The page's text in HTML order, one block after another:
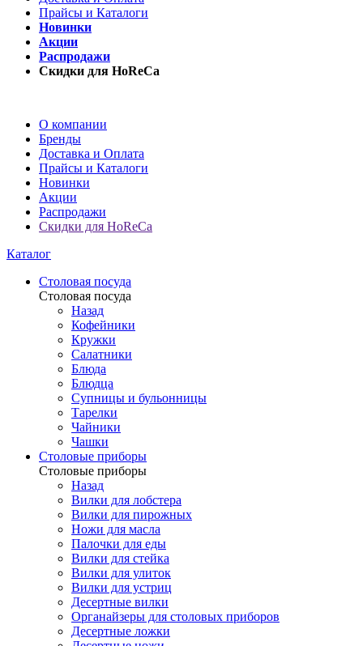
Прайсы и Каталоги
Новинки
Акции
Распродажи
Скидки для HoReCa
О компании
Бренды
Доставка и Оплата
Прайсы и Каталоги
Новинки
Акции
Распродажи
Скидки для HoReCa
Каталог
Столовая посуда
Столовая посуда
Назад
Кофейники
Кружки
Салатники
Блюда
Блюдца
Супницы и бульонницы
Тарелки
Чайники
Чашки
Cтоловые приборы
Cтоловые приборы
Назад
Вилки для лобстера
Вилки для пирожных
Ножи для масла
Палочки для еды
Вилки для стейка
Вилки для улиток
Вилки для устриц
Десертные вилки
Органайзеры для столовых приборов
Десертные ложки